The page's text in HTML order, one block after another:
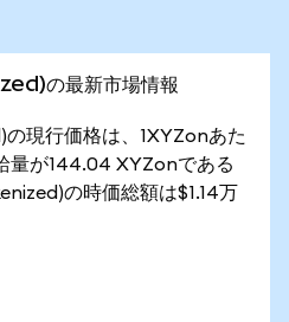
の最新市場情報
現行価格は、1XYZonあた
量が144.04 XYZonである
の時価総額は$1.14万